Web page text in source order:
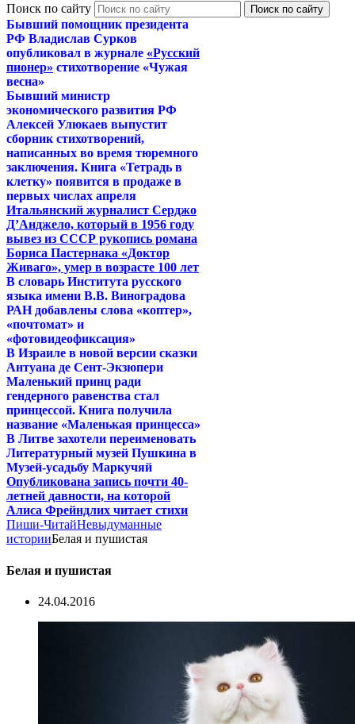
Поиск по сайту
Бывший помощник президента
РФ Владислав Сурков
опубликовал в журнале «Русский
пионер» стихотворение «Чужая
весна»
Бывший министр
экономического развития РФ
Алексей Улюкаев выпустит
сборник стихотворений,
написанных во время тюремного
заключения. Книга «Тетрадь в
клетку» появится в продаже в
первых числах апреля
Итальянский журналист Серджо
Д’Анджело, который в 1956 году
вывез из СССР рукопись романа
Бориса Пастернака «Доктор
Живаго», умер в возрасте 100 лет
В словарь Института русского
языка имени В.В. Виноградова
РАН добавлены слова «коптер»,
«почтомат» и
«фотовидеофиксация»
В Израиле в новой версии сказки
Антуана де Сент-Экзюпери
Маленький принц ради
гендерного равенства стал
принцессой. Книга получила
название «Маленькая принцесса»
В Литве захотели переименовать
Литературный музей Пушкина в
Музей-усадьбу Маркучяй
Опубликована запись почти 40-
летней давности, на которой
Алиса Фрейндлих читает стихи
Пиши-ЧитайНевыдуманные
историиБелая и пушистая
Белая и пушистая
24.04.2016